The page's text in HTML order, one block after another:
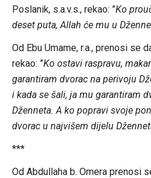
Poslanik, s.a.v.s., rekao: ”Ko
deset puta, Allah će mu u
Od Ebu Umame, r.a., prenosi se
rekao: ”Ko ostavi raspravu,
garantiram dvorac na perivoju
i kada se šali, ja mu garantiram
Dženneta. A ko popravi svoje
dvorac u najvišem dijelu
***
Od Abdullaha b. Omera prenosi